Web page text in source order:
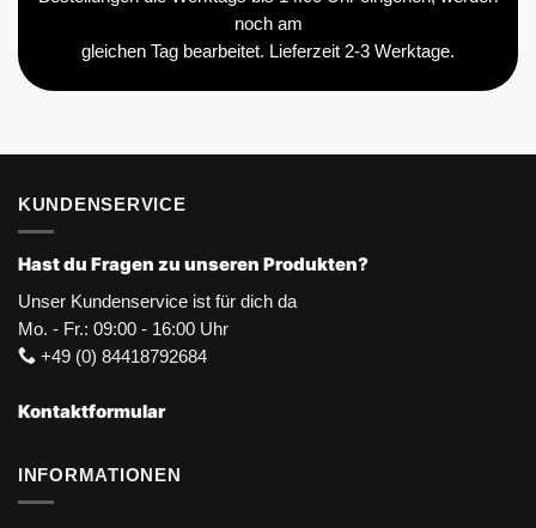
noch am
gleichen Tag bearbeitet. Lieferzeit 2-3 Werktage.
KUNDENSERVICE
Hast du Fragen zu unseren Produkten?
Unser Kundenservice ist für dich da
Mo. - Fr.: 09:00 - 16:00 Uhr
+49 (0) 84418792684
Kontaktformular
INFORMATIONEN